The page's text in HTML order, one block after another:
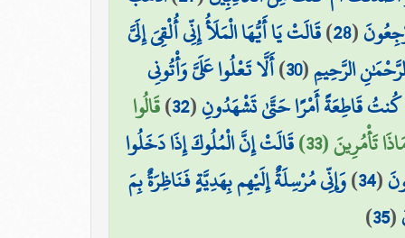
(
28
)قَالَتْ يَا أَيُّهَا الْمَلَأُ إِنِّي أُلْقِيَ إِلَيَّ
الرَّحِيمِ(
30
)أَلَّا تَعْلُوا عَلَيَّ وَأْتُونِي
كُنتُ قَاطِعَةً أَمْرًا حَتَّىٰ تَشْهَدُونِ(
32
)قَالُوا
تَأْمُرِينَ (33)
قَالَتْ إِنَّ الْمُلُوكَ إِذَا دَخَلُوا
(
34
)وَإِنِّي مُرْسِلَةٌ إِلَيْهِم بِهَدِيَّةٍ فَنَاظِرَةٌ بِمَ
(
35
)